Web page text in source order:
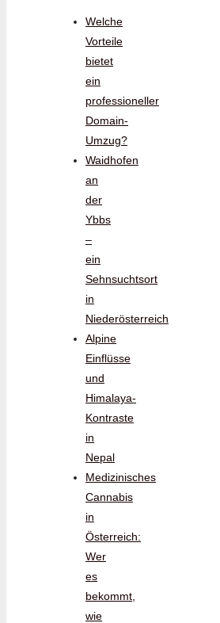
Welche
Vorteile
bietet
ein
professioneller
Domain-
Umzug?
Waidhofen
an
der
Ybbs
–
ein
Sehnsuchtsort
in
Niederösterreich
Alpine
Einflüsse
und
Himalaya-
Kontraste
in
Nepal
Medizinisches
Cannabis
in
Österreich:
Wer
es
bekommt,
wie